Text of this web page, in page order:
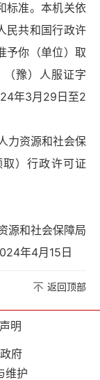
标准。本机关依
民共和国行政许
予你（单位）取
豫）人服证字
年3月29日至2
资源和社会保
）行政许可证
源和社会保障局
15日
返回顶部
明
府
维护